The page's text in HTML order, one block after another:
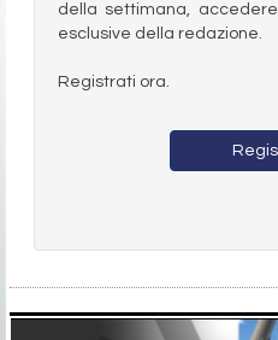
della settimana,
esclusive della redazione.
Registrati ora.